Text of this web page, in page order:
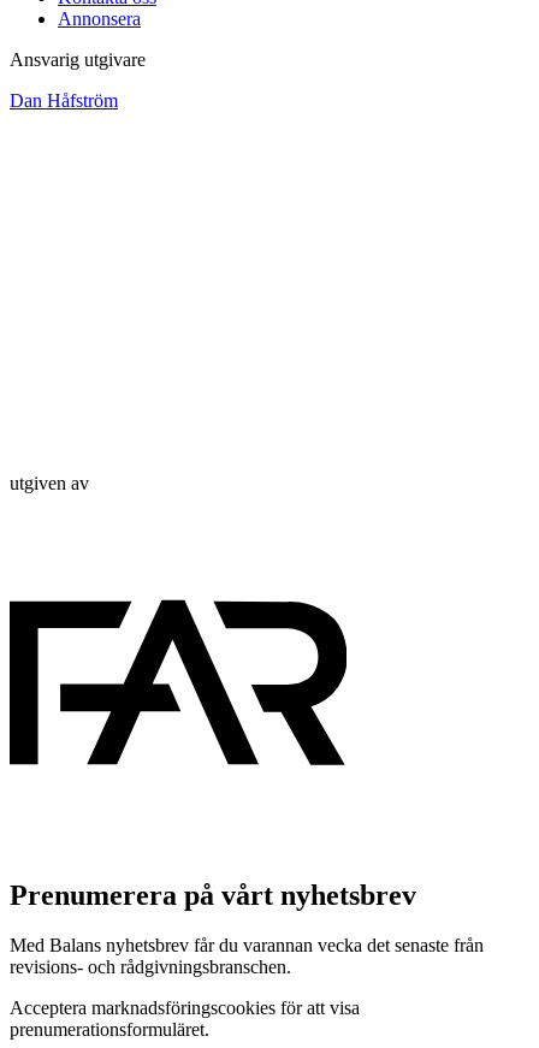
Annonsera
Ansvarig utgivare
Dan Håfström
utgiven av
Prenumerera på vårt nyhetsbrev
Med Balans nyhetsbrev får du varannan vecka det senaste från
revisions- och rådgivningsbranschen.
Acceptera marknadsföringscookies för att visa
prenumerationsformuläret.